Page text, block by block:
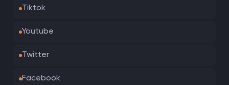
Tiktok
Youtube
Twitter
Facebook